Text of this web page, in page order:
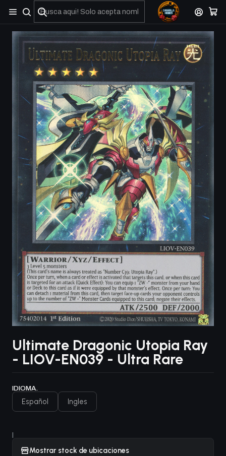
No olviden reportar sus depositos y transferencias por Whatsapp
Ultimate Dragonic Utopia Ray
- LIOV-EN039 - Ultra Rare
IDIOMA.
Español Ingles
|
Mostrar stock de ubicaciones